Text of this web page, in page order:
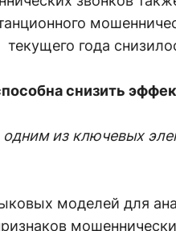
текущего года
снизить
из ключевых
моделей для